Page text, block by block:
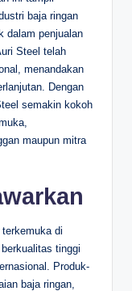
baja ringan
dalam penjualan
Steel telah
menandakan
Dengan
semakin kokoh
maupun mitra
di
tinggi
Produk-
baja ringan,